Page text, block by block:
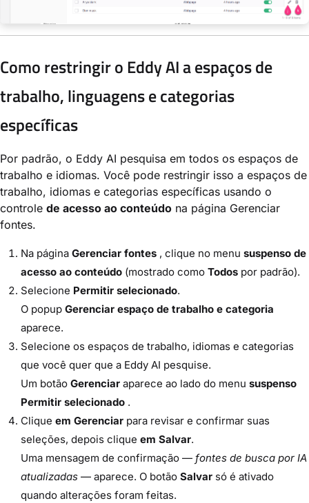
Como restringir o Eddy AI a espaços de
trabalho, linguagens e categorias
específicas
Por padrão, o Eddy AI pesquisa em todos os espaços de
trabalho e idiomas. Você pode restringir isso a espaços de
trabalho, idiomas e categorias específicas usando o
controle de acesso ao conteúdo na página Gerenciar
fontes.
Na página Gerenciar fontes , clique no menu suspenso de
acesso ao conteúdo (mostrado como Todos por padrão).
Selecione Permitir selecionado.
O popup Gerenciar espaço de trabalho e categoria
aparece.
Selecione os espaços de trabalho, idiomas e categorias
que você quer que a Eddy AI pesquise.
Um botão Gerenciar aparece ao lado do menu suspenso
Permitir selecionado .
Clique em Gerenciar para revisar e confirmar suas
seleções, depois clique em Salvar.
Uma mensagem de confirmação — fontes de busca por IA
atualizadas — aparece. O botão Salvar só é ativado
quando alterações foram feitas.